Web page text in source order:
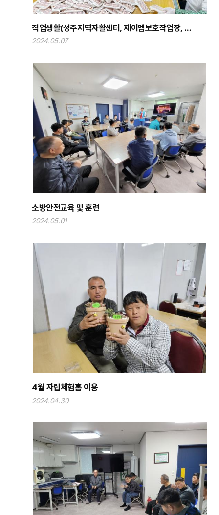
직업생활(성주지역자활센터, 제이엠보호작업장, 밀
알센터)
2024.05.07
소방안전교육 및 훈련
2024.05.01
4월 자립체험홈 이용
2024.04.30